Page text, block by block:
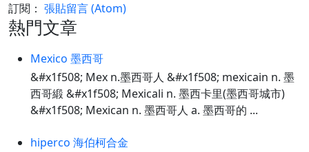
訂閱： 張貼留言 (Atom)
熱門文章
Mexico 墨西哥
&#x1f508; Mex n.墨西哥人 &#x1f508; mexicain n. 墨
西哥緞 &#x1f508; Mexicali n. 墨西卡里(墨西哥城市)
&#x1f508; Mexican n. 墨西哥人 a. 墨西哥的 ...
hiperco 海伯柯合金